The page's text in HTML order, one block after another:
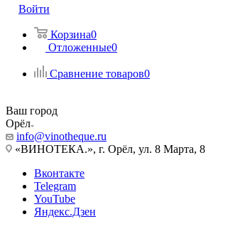
Войти
Корзина0
Отложенные0
Сравнение товаров0
Ваш город
Орёл
info@vinotheque.ru
«ВИНОТЕКА.», г. Орёл, ул. 8 Марта, 8
Вконтакте
Telegram
YouTube
Яндекс.Дзен